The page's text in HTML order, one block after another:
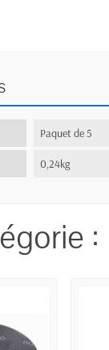
Paquet de 5
0,24kg
: